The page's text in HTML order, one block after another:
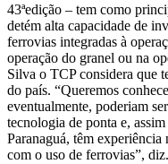
43ªedição – tem como
detém alta capacidade de
ferrovias integradas à
operação do granel ou na
Silva o TCP considera que
do país. “Queremos
eventualmente, poderiam
tecnologia de ponta e,
Paranaguá, têm
com o uso de ferrovias”, diz.